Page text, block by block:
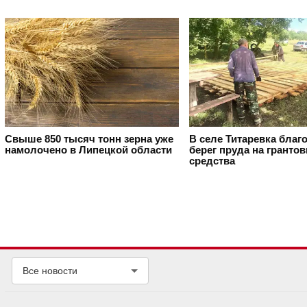
Свыше 850 тысяч тонн зерна уже
намолочено в Липецкой области
В селе Титаревка
берег пруда на
средства
Все новости